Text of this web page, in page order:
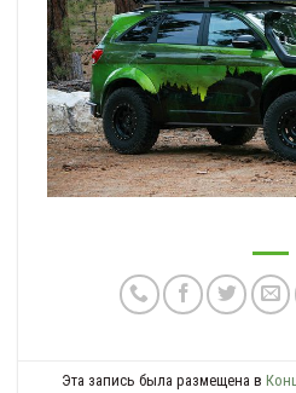
Эта запись была размещена в